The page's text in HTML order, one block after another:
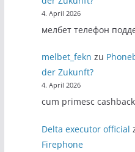
4. April 2026
мелбет телефон
melbet_fekn zu
der Zukunft?
4. April 2026
cum primesc
Delta executor official
Firephone